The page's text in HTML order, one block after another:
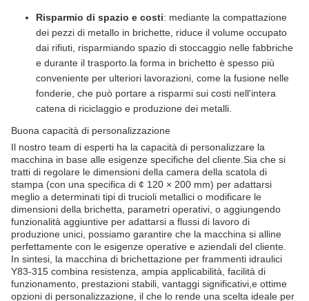
Risparmio di spazio e costi: mediante la compattazione
dei pezzi di metallo in brichette, riduce il volume occupato
dai rifiuti, risparmiando spazio di stoccaggio nelle fabbriche
e durante il trasporto.la forma in brichetto è spesso più
conveniente per ulteriori lavorazioni, come la fusione nelle
fonderie, che può portare a risparmi sui costi nell'intera
catena di riciclaggio e produzione dei metalli.
Buona capacità di personalizzazione
Il nostro team di esperti ha la capacità di personalizzare la
macchina in base alle esigenze specifiche del cliente.Sia che si
tratti di regolare le dimensioni della camera della scatola di
stampa (con una specifica di ¢ 120 × 200 mm) per adattarsi
meglio a determinati tipi di trucioli metallici o modificare le
dimensioni della brichetta, parametri operativi, o aggiungendo
funzionalità aggiuntive per adattarsi a flussi di lavoro di
produzione unici, possiamo garantire che la macchina si alline
perfettamente con le esigenze operative e aziendali del cliente.
In sintesi, la macchina di brichettazione per frammenti idraulici
Y83-315 combina resistenza, ampia applicabilità, facilità di
funzionamento, prestazioni stabili, vantaggi significativi,e ottime
opzioni di personalizzazione, il che lo rende una scelta ideale per